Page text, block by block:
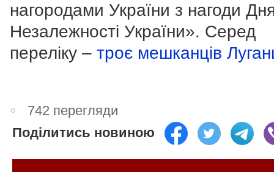
нагородами України з нагоди
Незалежності України». Серед
переліку – троє мешканців
742 перегляди
Поділитись новиною